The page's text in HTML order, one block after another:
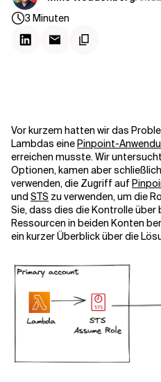
3 Minuten
Vor kurzem hatten wir das
Lambdas einePinpoint-
erreichen musste. Wir
Optionen, kamen aber
verwenden, die Zugriff auf
und STS zu verwenden, um die
Sie, dass dies die Kontrolle
Ressourcen in beiden Konten
ein kurzer Überblick über die